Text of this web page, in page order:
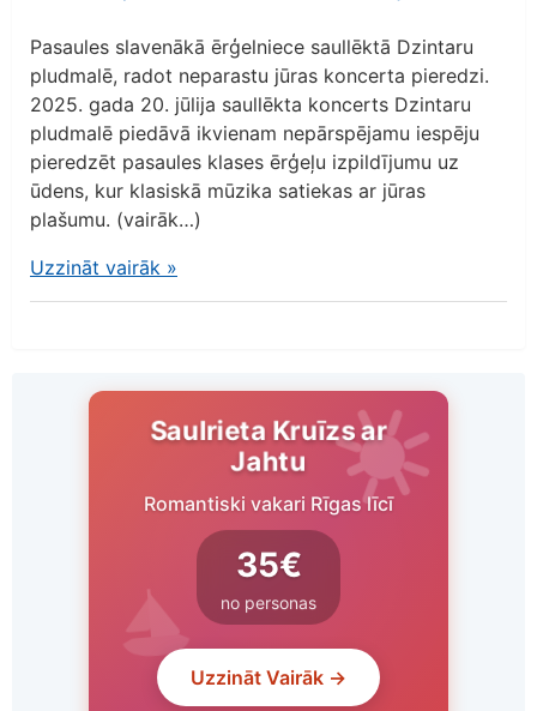
Pasaules slavenākā ērģelniece saullēktā Dzintaru
pludmalē, radot neparastu jūras koncerta pieredzi.
2025. gada 20. jūlija saullēkta koncerts Dzintaru
pludmalē piedāvā ikvienam nepārspējamu iespēju
pieredzēt pasaules klases ērģeļu izpildījumu uz
ūdens, kur klasiskā mūzika satiekas ar jūras
plašumu. (vairāk…)
Uzzināt vairāk »
Saulrieta Kruīzs ar
Jahtu
Romantiski vakari Rīgas līcī
35€
no personas
Uzzināt Vairāk →